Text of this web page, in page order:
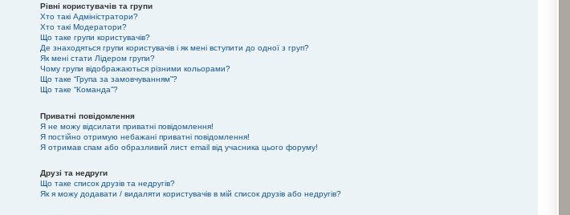
Рівні користувачів та групи
Хто такі Адміністратори?
Хто такі Модератори?
Що таке групи користувачів?
Де знаходяться групи користувачів і як мені вступити до одної з груп?
Як мені стати Лідером групи?
Чому групи відображаються різними кольорами?
Що таке “Група за замовчуванням”?
Що таке “Команда”?
Приватні повідомлення
Я не можу відсилати приватні повідомлення!
Я постійно отримую небажані приватні повідомлення!
Я отримав спам або образливий лист email від учасника цього форуму!
Друзі та недруги
Що таке список друзів та недругів?
Як я можу додавати / видаляти користувачів в мій список друзів або недругів?